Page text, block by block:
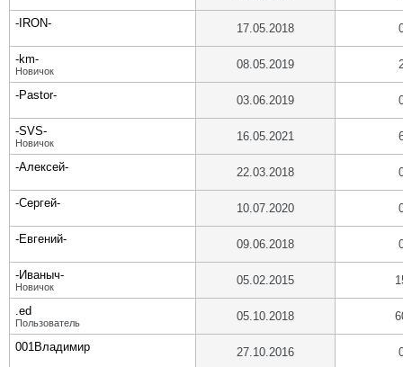
-IRON- 17.05.2018
-km-
Новичок 08.05.2019
-Pastor- 03.06.2019
-SVS-
Новичок 16.05.2021
-Алексей- 22.03.2018
-Сергей- 10.07.2020
-Евгений- 09.06.2018
-Иваныч-
Новичок 05.02.2015
.ed
Пользователь 05.10.2018
001Владимир 27.10.2016